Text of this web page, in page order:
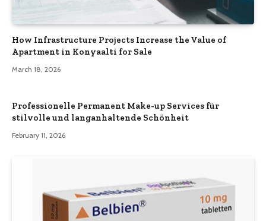
How Infrastructure Projects Increase the Value of
Apartment in Konyaalti for Sale
March 18, 2026
Professionelle Permanent Make-up Services für
stilvolle und langanhaltende Schönheit
February 11, 2026